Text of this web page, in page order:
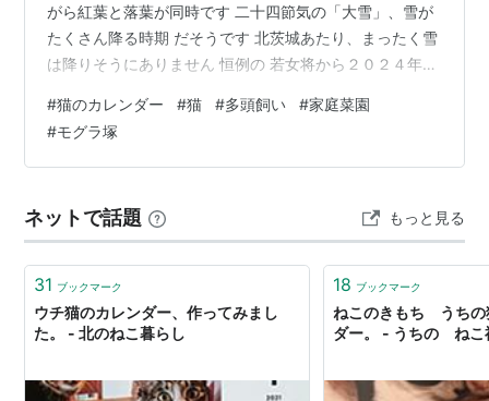
がら紅葉と落葉が同時です 二十四節気の「大雪」、雪が
たくさん降る時期 だそうです 北茨城あたり、まったく雪
は降りそうにありません 恒例の 若女将から２０２４年の
た茶封筒の表は手掘りのゴム版の(=^・^=) カレンダーの
表は、カレンダーの写真のサムネイルでした 毎年ドコノ
コカレンダーなんですが 今までのカレンダーと仕様が変
レンダーの写真を見ながら 去年は、あんなことがあった
な って思い…
#猫のカレンダー #猫 #多頭飼い #家庭菜園
#モグラ塚
ネットで話題 もっと見る
31 ブックマーク
ウチ猫のカレンダー、作ってみまし
た。 - 北のねこ暮らし
18 ブックマーク
ねこのきもち うち
ダー。 - うちの ねこ